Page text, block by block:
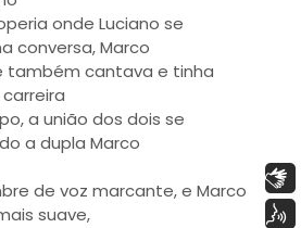
onde Luciano se
conversa, Marco
também cantava e tinha
a união dos dois se
a dupla Marco
de voz marcante, e Marco
suave,